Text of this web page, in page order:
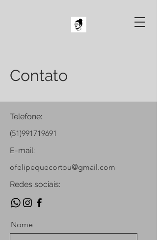
Contato
Telefone:
(51)991719691
E-mail:
ofelipequecortou@gmail.com
Redes sociais:
Nome